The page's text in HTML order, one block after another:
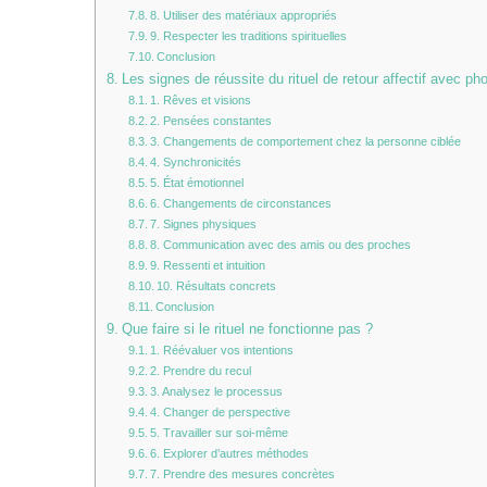
8. Utiliser des matériaux appropriés
9. Respecter les traditions spirituelles
Conclusion
Les signes de réussite du rituel de retour affectif avec
1. Rêves et visions
2. Pensées constantes
3. Changements de comportement chez la personne ciblée
4. Synchronicités
5. État émotionnel
6. Changements de circonstances
7. Signes physiques
8. Communication avec des amis ou des proches
9. Ressenti et intuition
10. Résultats concrets
Conclusion
Que faire si le rituel ne fonctionne pas ?
1. Réévaluer vos intentions
2. Prendre du recul
3. Analysez le processus
4. Changer de perspective
5. Travailler sur soi-même
6. Explorer d’autres méthodes
7. Prendre des mesures concrètes